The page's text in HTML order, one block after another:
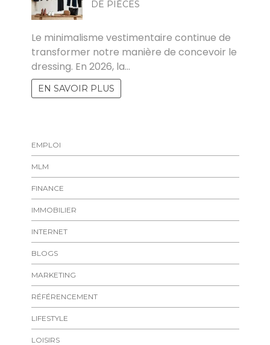
DE PIÈCES
Le minimalisme vestimentaire continue de
transformer notre manière de concevoir le
dressing. En 2026, la…
EN SAVOIR PLUS
EMPLOI
MLM
FINANCE
IMMOBILIER
INTERNET
BLOGS
MARKETING
RÉFÉRENCEMENT
LIFESTYLE
LOISIRS